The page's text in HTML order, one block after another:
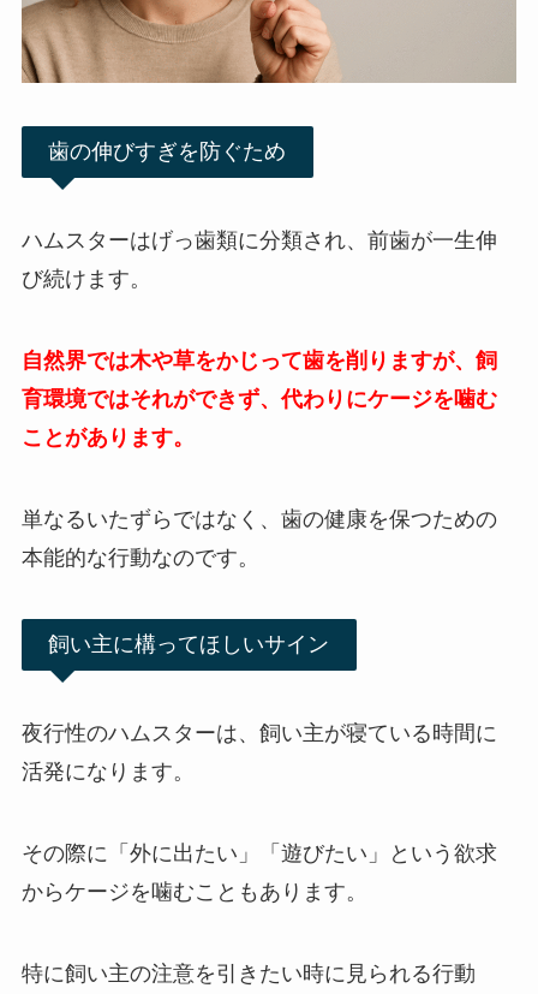
歯の伸びすぎを防ぐため
ハムスターはげっ歯類に分類され、前歯が一生伸
び続けます。
自然界では木や草をかじって歯を削りますが、飼
育環境ではそれができず、代わりにケージを噛む
ことがあります。
単なるいたずらではなく、歯の健康を保つための
本能的な行動なのです。
飼い主に構ってほしいサイン
夜行性のハムスターは、飼い主が寝ている時間に
活発になります。
その際に「外に出たい」「遊びたい」という欲求
からケージを噛むこともあります。
特に飼い主の注意を引きたい時に見られる行動